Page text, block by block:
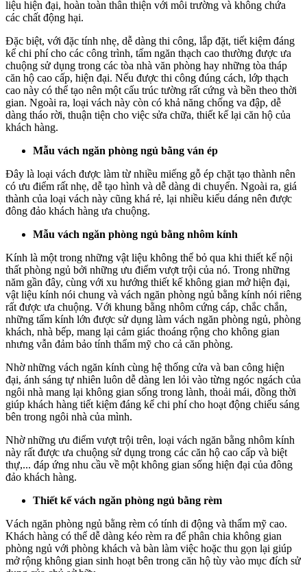
liệu hiện đại, hoàn toàn thân thiện với môi trường và không chứa
các chất động hại.
Đặc biệt, với đặc tính nhẹ, dễ dàng thi công, lắp đặt, tiết kiệm đáng
kể chi phí cho các công trình, tấm ngăn thạch cao thường được ưa
chuộng sử dụng trong các tòa nhà văn phòng hay những tòa tháp
căn hộ cao cấp, hiện đại. Nếu được thi công đúng cách, lớp thạch
cao này có thể tạo nên một cấu trúc tường rất cứng và bền theo thời
gian. Ngoài ra, loại vách này còn có khả năng chống va đập, dễ
dàng tháo rời, thuận tiện cho việc sửa chữa, thiết kế lại căn hộ của
khách hàng.
Mẫu vách ngăn phòng ngủ bằng ván ép
Đây là loại vách được làm từ nhiều miếng gỗ ép chặt tạo thành nên
có ưu điểm rất nhẹ, dễ tạo hình và dễ dàng di chuyển. Ngoài ra, giá
thành của loại vách này cũng khá rẻ, lại nhiều kiểu dáng nên được
đông đảo khách hàng ưa chuộng.
Mẫu vách ngăn phòng ngủ bằng nhôm kính
Kính là một trong những vật liệu không thể bỏ qua khi thiết kế nội
thất phòng ngủ bởi những ưu điểm vượt trội của nó. Trong những
năm gần đây, cùng với xu hướng thiết kế không gian mở hiện đại,
vật liệu kính nói chung và vách ngăn phòng ngủ bằng kính nói riêng
rất được ưa chuộng. Với khung bằng nhôm cứng cáp, chắc chắn,
những tấm kính lớn được sử dụng làm vách ngăn phòng ngủ, phòng
khách, nhà bếp, mang lại cảm giác thoáng rộng cho không gian
nhưng vẫn đảm bảo tính thẩm mỹ cho cả căn phòng.
Nhờ những vách ngăn kính cùng hệ thống cửa và ban công hiện
đại, ánh sáng tự nhiên luôn dễ dàng len lỏi vào từng ngóc ngách của
ngôi nhà mang lại không gian sống trong lành, thoải mái, đồng thời
giúp khách hàng tiết kiệm đáng kể chi phí cho hoạt động chiếu sáng
bên trong ngôi nhà của mình.
Nhờ những ưu điểm vượt trội trên, loại vách ngăn bằng nhôm kính
này rất được ưa chuộng sử dụng trong các căn hộ cao cấp và biệt
thự,... đáp ứng nhu cầu về một không gian sống hiện đại của đông
đảo khách hàng.
Thiết kế vách ngăn phòng ngủ bằng rèm
Vách ngăn phòng ngủ bằng rèm có tính di động và thẩm mỹ cao.
Khách hàng có thể dễ dàng kéo rèm ra để phân chia không gian
phòng ngủ với phòng khách và bàn làm việc hoặc thu gọn lại giúp
mở rộng không gian sinh hoạt bên trong căn hộ tùy vào mục đích sử